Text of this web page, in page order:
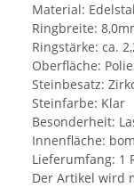
Material:
Ringbreite:
Ringstärke: ca.
Oberfläche:
Steinbesatz:
Steinfarbe: Klar
Besonderheit:
Innenfläche:
Lieferumfang: 1
Der Artikel wird